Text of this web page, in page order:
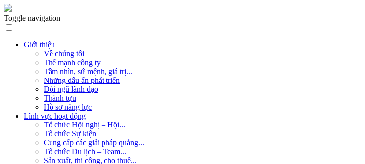
Toggle navigation
Giới thiệu
Về chúng tôi
Thế mạnh công ty
Tầm nhìn, sứ mệnh, giá trị...
Những dấu ấn phát triển
Đội ngũ lãnh đạo
Thành tựu
Hồ sơ năng lực
Lĩnh vực hoạt động
Tổ chức Hội nghị – Hội...
Tổ chức Sự kiện
Cung cấp các giải pháp quảng...
Tổ chức Du lịch – Team...
Sản xuất, thi công, cho thuê...